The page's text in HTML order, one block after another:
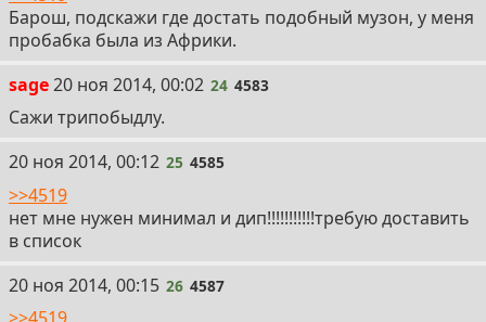
Барош, подскажи где достать подобный музон, у меня
пробабка была из Африки.
sage 24
20 ноя 2014, 00:02 24 4583
Сажи трипобыдлу.
25
20 ноя 2014, 00:12 25 4585
>>4519
нет мне нужен минимал и дип!!!!!!!!!!!требую доставить
в список
26
20 ноя 2014, 00:15 26 4587